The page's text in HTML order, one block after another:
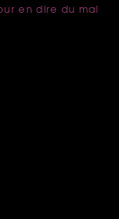
en dire du mal